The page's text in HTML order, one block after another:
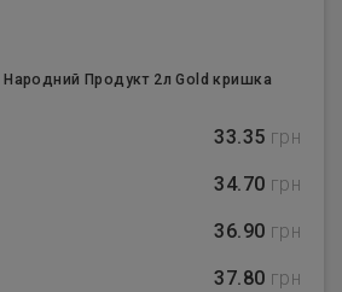
Народний Продукт 2л Gold кришка
33.35 грн
34.70 грн
36.90 грн
37.80 грн